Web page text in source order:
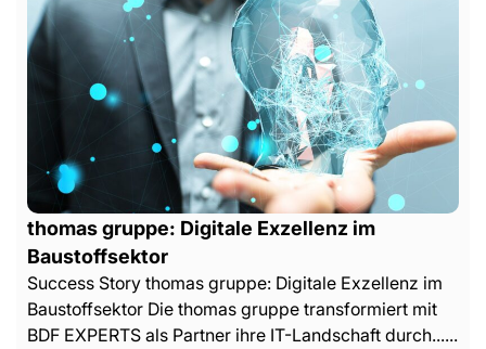
thomas gruppe: Digitale Exzellenz im
Baustoffsektor
Success Story thomas gruppe: Digitale Exzellenz im
Baustoffsektor Die thomas gruppe transformiert mit
BDF EXPERTS als Partner ihre IT-Landschaft durch......